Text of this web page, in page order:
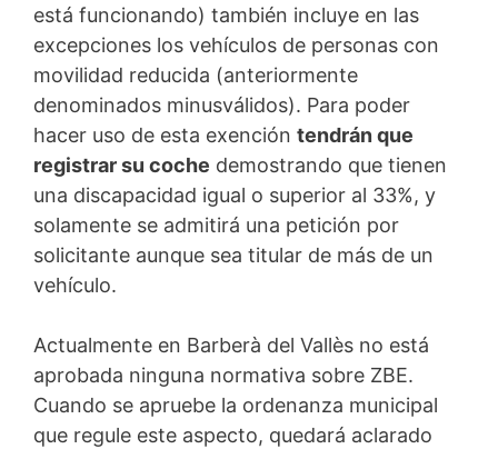
está funcionando) también incluye en las
excepciones los vehículos de personas con
movilidad reducida (anteriormente
denominados minusválidos). Para poder
hacer uso de esta exención tendrán que
registrar su coche demostrando que tienen
una discapacidad igual o superior al 33%, y
solamente se admitirá una petición por
solicitante aunque sea titular de más de un
vehículo.
Actualmente en Barberà del Vallès no está
aprobada ninguna normativa sobre ZBE.
Cuando se apruebe la ordenanza municipal
que regule este aspecto, quedará aclarado